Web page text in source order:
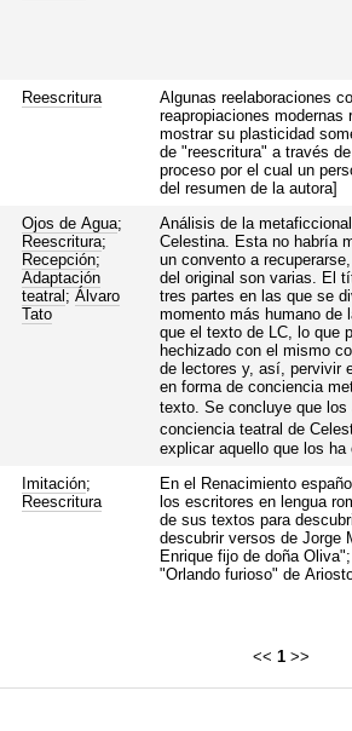
Reescritura
Algunas reelaboraciones
reapropiaciones
mostrar su plasticidad
de "reescritura" a través
proceso por el cual un
del resumen de la autora]
Ojos de Agua;
Reescritura;
Recepción;
Adaptación
teatral ; Álvaro
Tato
Análisis de la
Celestina. Esta no habría
un convento a
del original son varias. El
tres partes en las que se
momento más humano de
que el texto de LC, lo que
hechizado con el mismo
de lectores y, así, pervivir
en forma de conciencia
texto. Se concluye que
conciencia teatral de
explicar aquello que los ha
Imitación;
Reescritura
En el Renacimiento
los escritores en lengua
de sus textos para
descubrir versos de Jorge
Enrique fijo de doña
"Orlando furioso" de
<< 1 >>